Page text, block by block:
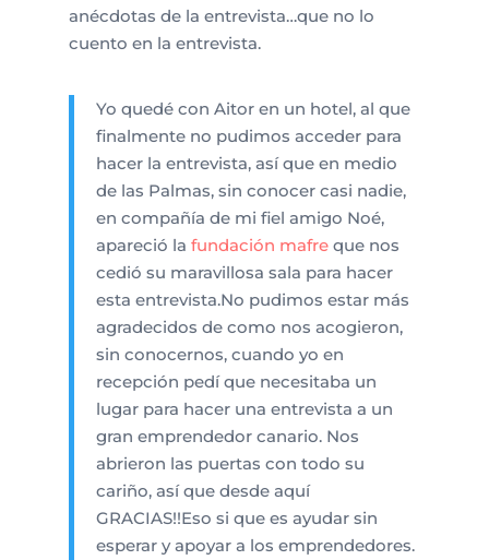
anécdotas de la entrevista…que no lo
cuento en la entrevista.
Yo quedé con Aitor en un hotel, al que
finalmente no pudimos acceder para
hacer la entrevista, así que en medio
de las Palmas, sin conocer casi nadie,
en compañía de mi fiel amigo Noé,
apareció la fundación mafreque nos
cedió su maravillosa sala para hacer
esta entrevista.No pudimos estar más
agradecidos de como nos acogieron,
sin conocernos, cuando yo en
recepción pedí que necesitaba un
lugar para hacer una entrevista a un
gran emprendedor canario. Nos
abrieron las puertas con todo su
cariño, así que desde aquí
GRACIAS!!Eso si que es ayudar sin
esperar y apoyar a los emprendedores.